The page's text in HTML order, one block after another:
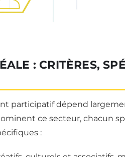
: CRITÈRES,
participatif dépend
ce secteur, chacun
: